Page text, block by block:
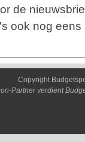
de
ook nog
Copyright
Partner verdient